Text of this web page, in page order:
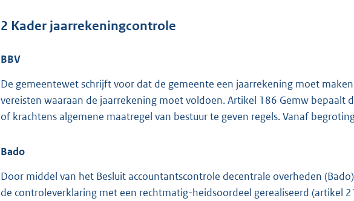
2 Kader jaarrekeningcontrole
BBV
De gemeentewet schrijft voor dat de gemeente een jaarrekening moet
vereisten waaraan de jaarrekening moet voldoen. Artikel 186 Gemw bepaalt
of krachtens algemene maatregel van bestuur te geven regels. Vanaf
Bado
Door middel van het Besluit accountantscontrole decentrale overheden
de controleverklaring met een rechtmatig-heidsoordeel gerealiseerd (artikel